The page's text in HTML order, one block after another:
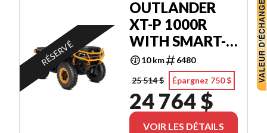
RÉSERVÉ
OUTLANDER
XT-P 1000R
WITH SMART-
SHOX & 10.25
IN.
INFOTAINMENT
10 km
6480
25 514 $
Épargnez 750 $
24 764 $
VOIR LES DÉTAILS